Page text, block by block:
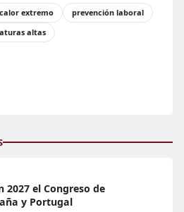
calor extremo
prevención laboral
altas
2027 el Congreso de
y Portugal